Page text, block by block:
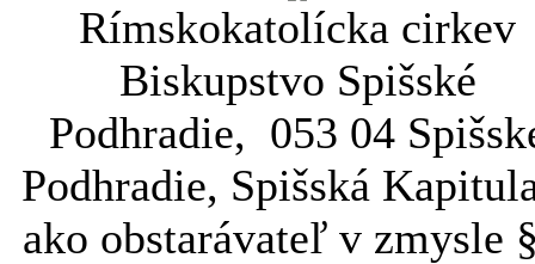
Rímskokatolícka cirkev
Biskupstvo Spišské
Podhradie, 053 04
Podhradie, Spišská
ako obstarávateľ v zmysle